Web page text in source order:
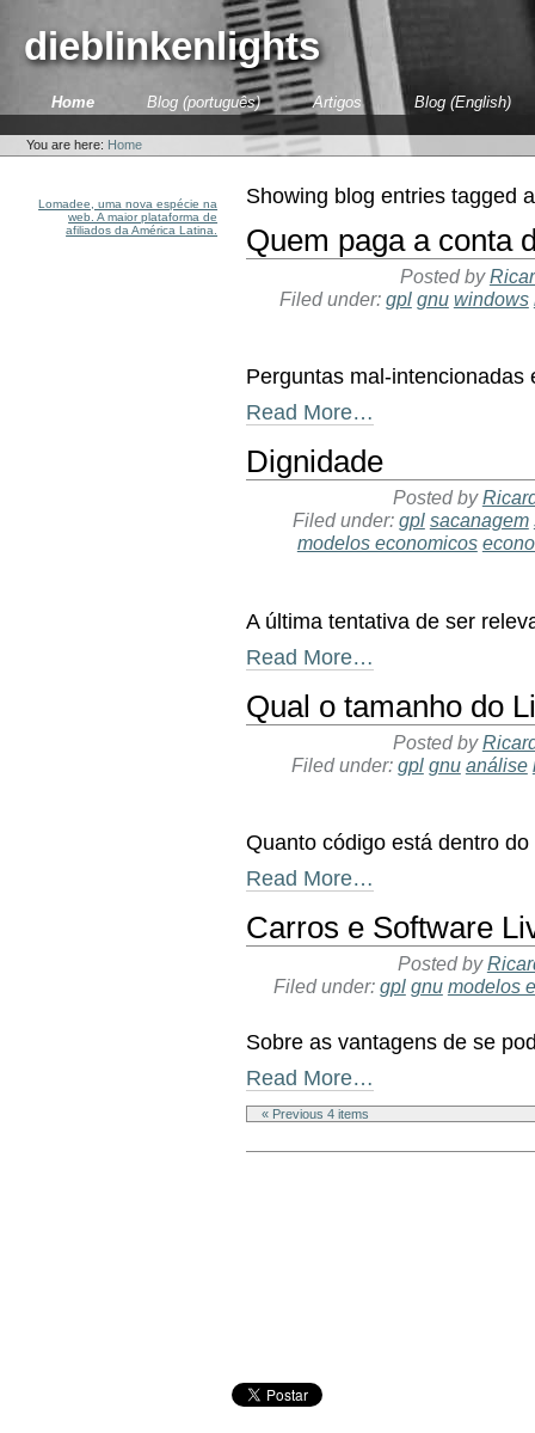
content.dieblinkenlights
SectionsHome Blog (português) Artigos Blog (English)
tools
You are here: Home
Lomadee, uma nova espécie na
web. A maior plataforma de
afiliados da América Latina.
Showing blog entries tagged
Quem paga a conta
Posted by
Filed under: gpl gnu windows
Perguntas mal-intencionadas
Read More…
Dignidade
Posted by
Filed under: gpl sacanagem
modelos economicos
A última tentativa de ser
Read More…
Qual o tamanho do
Posted by
Filed under: gpl gnu análise
Quanto código está dentro do
Read More…
Carros e Software
Posted by
Filed under: gpl gnu modelos
Sobre as vantagens de se
Read More…
« Previous 4 items